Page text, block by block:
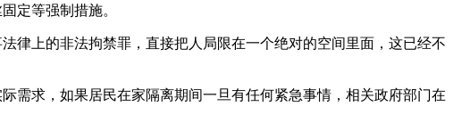
定等强制措施。
律上的非法拘禁罪，直接把人局限在一个绝对的空间里面，这已经不
需求，如果居民在家隔离期间一旦有任何紧急事情，相关政府部门在